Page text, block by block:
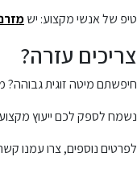
טיפ של אנשי מקצוע: יש
צריכים עזרה?
חיפשתם מיטה זוגית
נשמח לספק לכם ייעוץ
לפרטים נוספים, צרו עמנו